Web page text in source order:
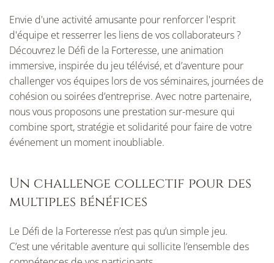
Envie d'une activité amusante pour renforcer l'esprit
d'équipe et resserrer les liens de vos collaborateurs ?
Découvrez le Défi de la Forteresse, une animation
immersive, inspirée du jeu télévisé, et d’aventure pour
challenger vos équipes lors de vos séminaires, journées de
cohésion ou soirées d’entreprise. Avec notre partenaire,
nous vous proposons une prestation sur-mesure qui
combine sport, stratégie et solidarité pour faire de votre
événement un moment inoubliable.
Un challenge collectif pour des
multiples bénéfices
Le Défi de la Forteresse n’est pas qu’un simple jeu.
C’est une véritable aventure qui sollicite l’ensemble des